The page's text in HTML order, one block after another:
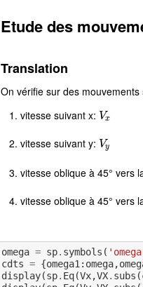
Etude des
Translation
On vérifie sur des
vitesse suivant x: Vx
Vx
vitesse suivant y: Vy
Vy
vitesse oblique à 45° vers
vitesse oblique à 45° vers
omega = sp. symbols (
cdts = {omega1 : omega,
display(sp. Eq(Vx,VX. subs (